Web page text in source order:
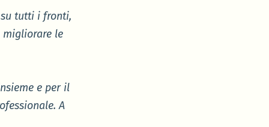
tutti i fronti,
le
eper il
A